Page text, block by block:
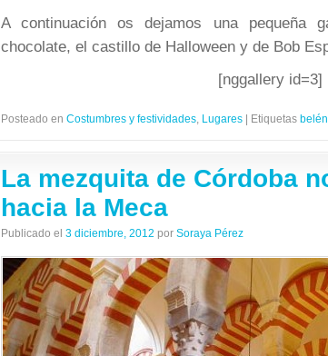
A continuación os dejamos una pequeña
chocolate, el castillo de Halloween y de Bob
[nggallery id=3]
Posteado en Costumbres y festividades, Lugares Etiquetas belén
La mezquita de Córdoba
hacia la Meca
Publicado el 3 diciembre, 2012 por Soraya Pérez